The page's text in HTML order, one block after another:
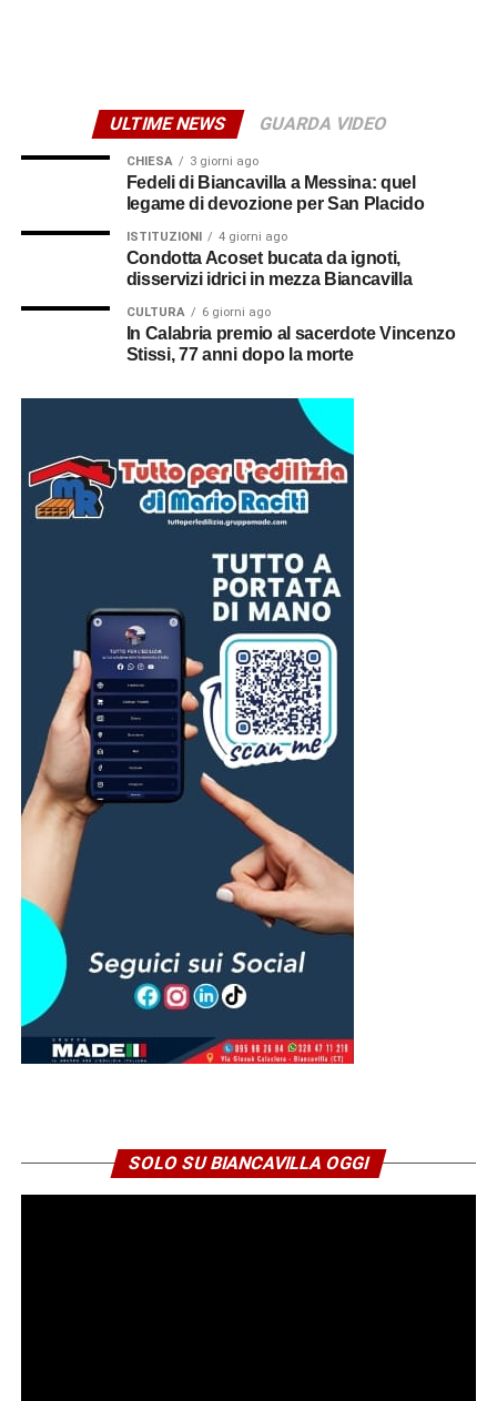
ULTIME NEWS GUARDA VIDEO
CHIESA 3 giorni ago
Fedeli di Biancavilla a Messina: quel
legame di devozione per San Placido
ISTITUZIONI 4 giorni ago
Condotta Acoset bucata da ignoti,
disservizi idrici in mezza Biancavilla
CULTURA 6 giorni ago
In Calabria premio al sacerdote Vincenzo
Stissi, 77 anni dopo la morte
SOLO SU BIANCAVILLA OGGI